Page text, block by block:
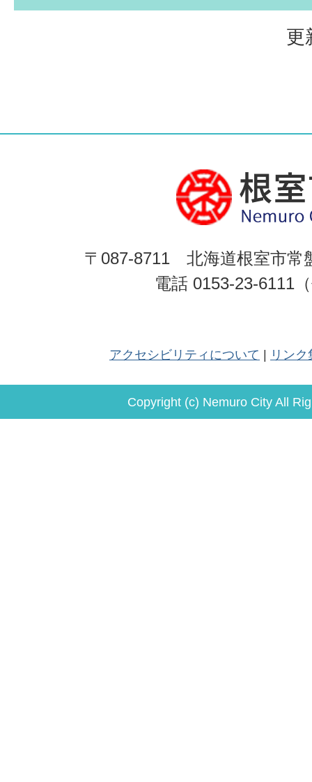
更
〒087-8711 北海道根室市常
電話 0153-23-6111
アクセシビリティについて リンク
Copyright (c) Nemuro City All